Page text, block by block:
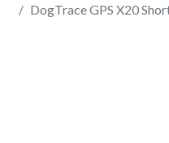
DogTrace GPS X20